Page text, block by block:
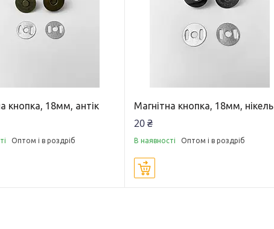
кнопка, 18мм, антік
Оптом і в роздріб
Магнітна кнопка, 18мм, нікель
20 ₴
В наявності Оптом і в роздріб